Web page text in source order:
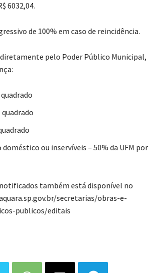
6032,04.
de 100% em caso de reincidência.
pelo Poder Público Municipal,
ou inservíveis – 50% da UFM por
também está disponível no
secretarias/obras-e-
publicos/editais